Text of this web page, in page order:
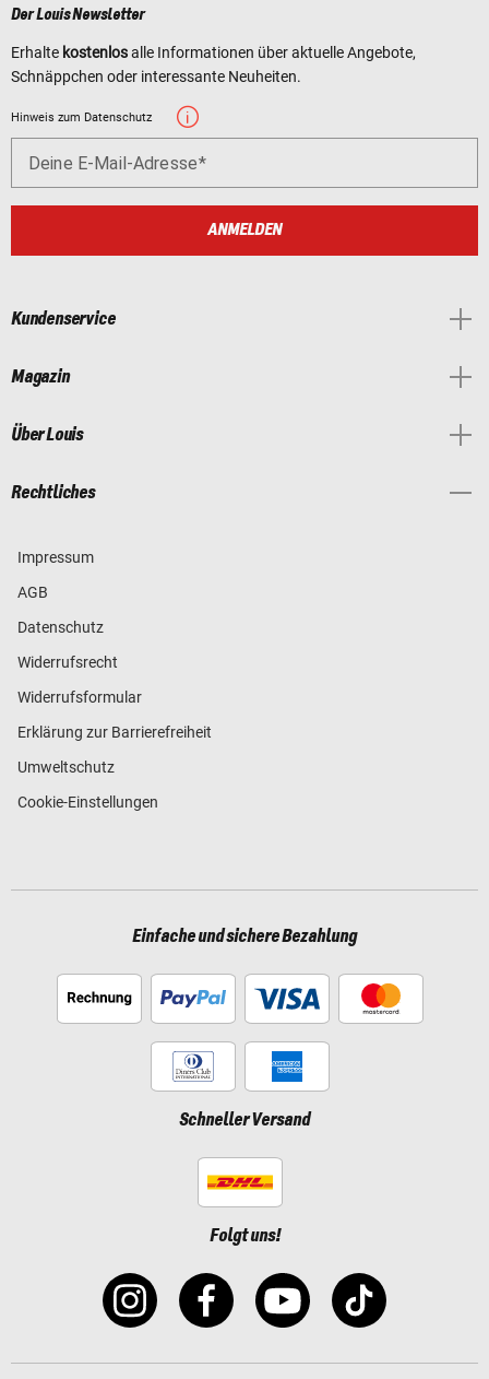
Der Louis Newsletter
Erhalte kostenlosalle Informationen über aktuelle Angebote,
Schnäppchen oder interessante Neuheiten.
Hinweis zum Datenschutz
Deine E-Mail-Adresse
ANMELDEN
Kundenservice
Magazin
Über Louis
Rechtliches
Impressum
AGB
Datenschutz
Widerrufsrecht
Widerrufsformular
Erklärung zur Barrierefreiheit
Umweltschutz
Cookie-Einstellungen
Einfache und sichere Bezahlung
Schneller Versand
Folgt uns!